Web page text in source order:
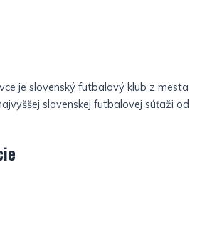
je slovenský futbalový klub z mesta
slovenskej futbalovej súťaži od